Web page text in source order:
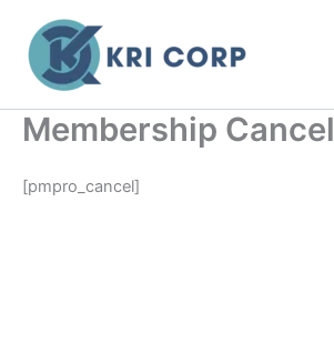
contenido
Membership Cancel
[pmpro_cancel]